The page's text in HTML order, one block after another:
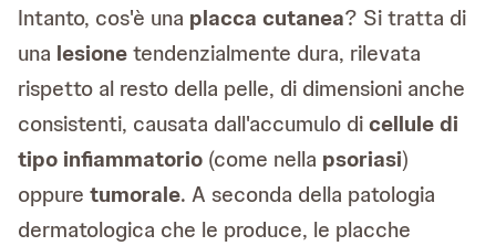
Intanto, cos'è una placca cutanea? Si tratta di
una lesionetendenzialmente dura, rilevata
rispetto al resto della pelle, di dimensioni anche
consistenti, causata dall'accumulo dicellule di
tipo infiammatorio (come nella psoriasi)
oppure tumorale. A seconda della patologia
dermatologica che le produce, le placche